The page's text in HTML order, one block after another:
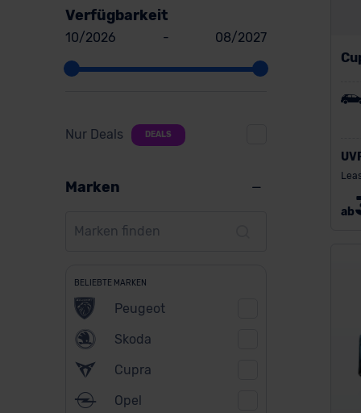
Verfügbarkeit
10/2026 - 08/2027
Nur Deals DEALS
Marken
BELIEBTE MARKEN
Peugeot
Skoda
Cupra
Opel
ab